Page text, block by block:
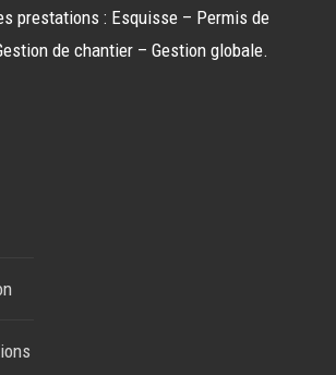
prestations : Esquisse – Permis de
de chantier – Gestion globale.